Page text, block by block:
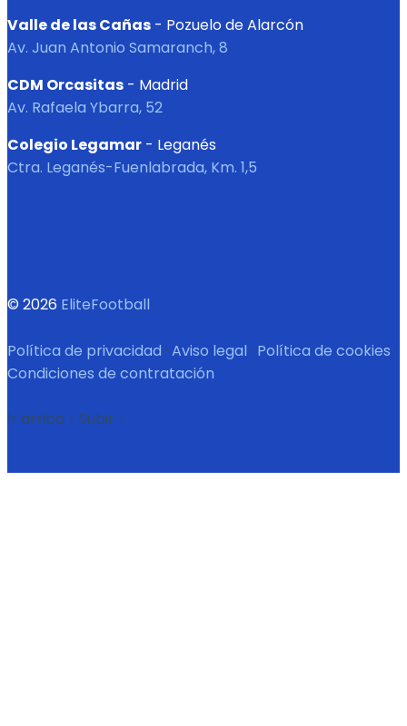
Valle de las Cañas - Pozuelo de Alarcón
Av. Juan Antonio Samaranch, 8
CDM Orcasitas - Madrid
Av. Rafaela Ybarra, 52
Colegio Legamar - Leganés
Ctra. Leganés-Fuenlabrada, Km. 1,5
© 2026 EliteFootball
Política de privacidad · Aviso legal · Política de cookies ·
Condiciones de contratación
Ir arriba ↑ Subir ↑